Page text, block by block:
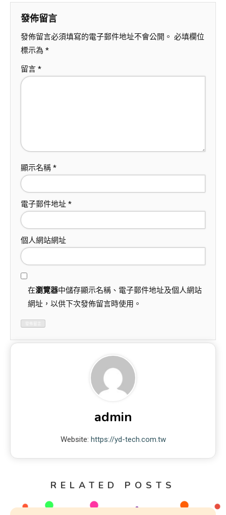
發佈留言
發佈留言必須填寫的電子郵件地址不會公開。 必填欄位
標示為 *
留言 *
顯示名稱 *
電子郵件地址 *
個人網站網址
在瀏覽器中儲存顯示名稱、電子郵件地址及個人網站
網址，以供下次發佈留言時使用。
admin
Website: https://yd-tech.com.tw
RELATED POSTS